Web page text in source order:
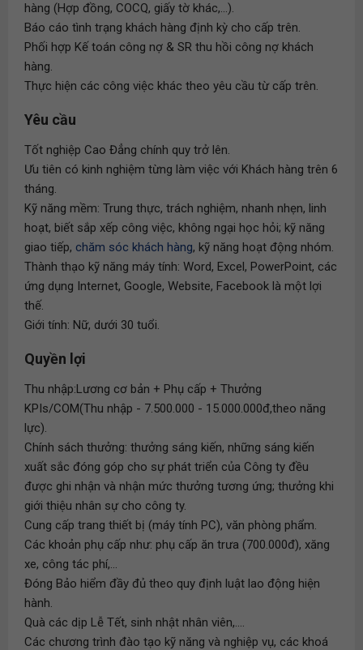
hàng (Hợp đồng, COCQ, giấy tờ khác,...).
Báo cáo tình trạng khách hàng định kỳ cho cấp trên.
Phối hợp Kế toán công nợ & SR thu hồi công nợ khách
hàng.
Thực hiện các công việc khác theo yêu cầu từ cấp trên.
Yêu cầu
Tốt nghiệp Cao Đẳng chính quy trở lên.
Ưu tiên có kinh nghiệm từng làm việc với Khách hàng trên 6
tháng.
Kỹ năng mềm: Trung thực, trách nghiệm, nhanh nhẹn, linh
hoạt, biết sắp xếp công việc, không ngại học hỏi; kỹ năng
giao tiếp, chăm sóc khách hàng, kỹ năng hoạt động nhóm.
Thành thạo kỹ năng máy tính: Word, Excel, PowerPoint, các
ứng dụng Internet, Google, Website, Facebook là một lợi
thế.
Giới tính: Nữ, dưới 30 tuổi.
Quyền lợi
Thu nhập:Lương cơ bản + Phụ cấp + Thưởng
KPIs/COM(Thu nhập - 7.500.000 - 15.000.000đ,theo năng
lực).
Chính sách thưởng: thưởng sáng kiến, những sáng kiến
xuất sắc đóng góp cho sự phát triển của Công ty đều
được ghi nhận và nhận mức thưởng tương ứng; thưởng khi
giới thiệu nhân sự cho công ty.
Cung cấp trang thiết bị (máy tính PC), văn phòng phẩm.
Các khoản phụ cấp như: phụ cấp ăn trưa (700.000đ), xăng
xe, công tác phí,...
Đóng Bảo hiểm đầy đủ theo quy định luật lao động hiện
hành.
Quà các dịp Lễ Tết, sinh nhật nhân viên,....
Các chương trình đào tạo kỹ năng và nghiệp vụ, các khoá